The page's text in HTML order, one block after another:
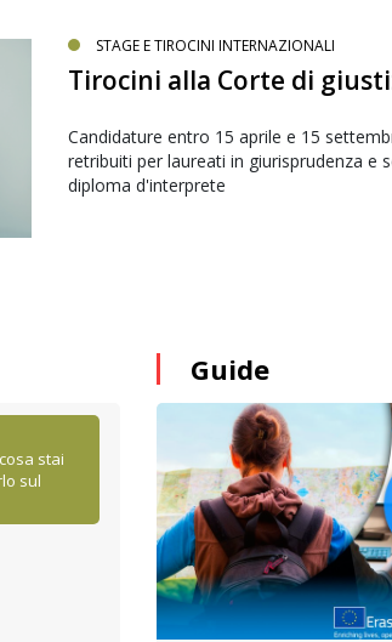
STAGE E TIROCINI INTERNAZIONALI
Tirocini alla Corte di
Candidature entro 15 aprile e 15
retribuiti per laureati in giurisprudenza e
diploma d'interprete
stai
sul
Guide